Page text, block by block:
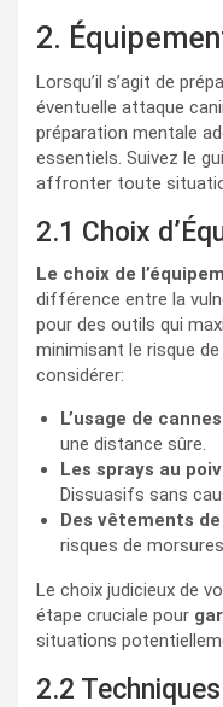
2.
Lorsqu’il s’agit de
éventuelle attaque
préparation mentale
essentiels. Suivez le
affronter toute
2.1 Choix
Le choix de
différence entre la
pour des outils qui
minimisant le risque
considérer:
L’usage de
une distance sûre.
Les sprays au
Dissuasifs sans
Des vêtements
risques de
Le choix judicieux de
étape cruciale pour
situations
2.2